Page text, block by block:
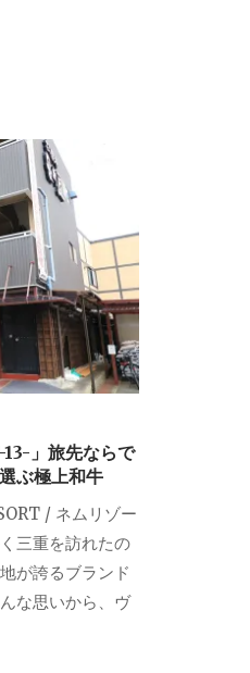
」旅先ならで
ぶ極上和牛
/ ネムリゾー
三重を訪れたの
が誇るブランド
な思いから、ヴ